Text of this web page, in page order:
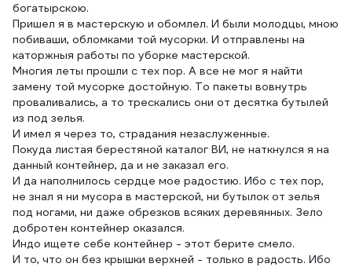
богатырскою.
Пришел я в мастерскую и обомлел. И были молодцы, мною
побиваши, обломками той мусорки. И отправлены на
каторжныя работы по уборке мастерской.
Многия леты прошли с тех пор. А все не мог я найти
замену той мусорке достойную. То пакеты вовнутрь
проваливались, а то трескались они от десятка бутылей
из под зелья.
И имел я через то, страдания незаслуженные.
Покуда листая берестяной каталог ВИ, не наткнулся я на
данный контейнер, да и не заказал его.
И да наполнилось сердце мое радостию. Ибо с тех пор,
не знал я ни мусора в мастерской, ни бутылок от зелья
под ногами, ни даже обрезков всяких деревянных. Зело
добротен контейнер оказался.
Индо ищете себе контейнер - этот берите смело.
И то, что он без крышки верхней - только в радость. Ибо